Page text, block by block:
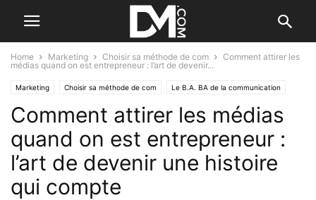
Home Marketing Choisir sa méthode de com
Comment attirer les
médias quand on est entrepreneur : l’art de devenir...
Marketing Choisir sa méthode de com Le B.A. BA de la communication
Comment attirer les médias
quand on est entrepreneur :
l’art de devenir une histoire
qui compte